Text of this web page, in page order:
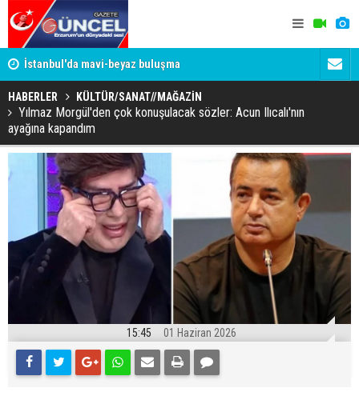
İstanbul'da mavi-beyaz buluşma
HABERLER KÜLTÜR/SANAT//MAĞAZİN
Yılmaz Morgül'den çok konuşulacak sözler: Acun Ilıcalı'nın
ayağına kapandım
15:45 01 Haziran 2026